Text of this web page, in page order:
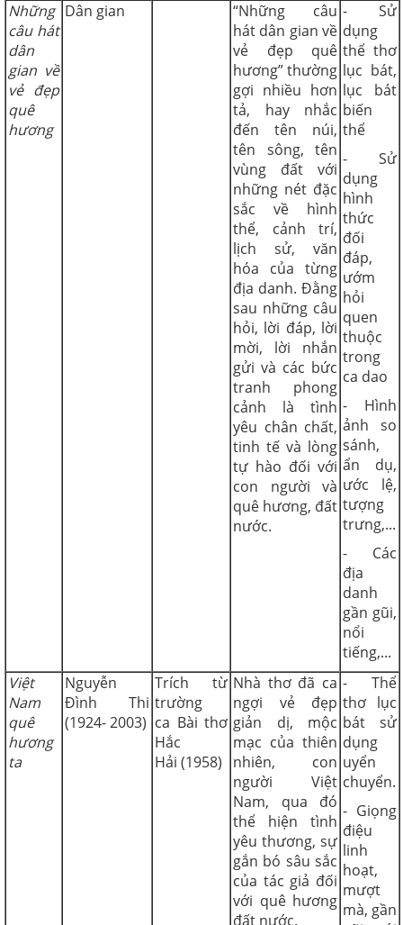
Những
câu hát
dân
gian về
vẻ đẹp
quê
hương
Dân gian
“Những câu
hát dân gian về
vẻ đẹp quê
hương” thường
gợi nhiều hơn
tả, hay nhắc
đến tên núi,
tên sông, tên
vùng đất với
những nét đặc
sắc về hình
thể, cảnh trí,
lịch sử, văn
hóa của từng
địa danh. Đằng
sau những câu
hỏi, lời đáp, lời
mời, lời nhắn
gửi và các bức
tranh phong
cảnh là tình
yêu chân chất,
tinh tế và lòng
tự hào đối với
con người và
quê hương, đất
nước.
- Sử
dụng
thể thơ
lục bát,
lục bát
biến
thể
- Sử
dụng
hình
thức
đối
đáp,
ướm
hỏi
quen
thuộc
trong
ca dao
- Hình
ảnh so
sánh,
ẩn dụ,
ước lệ,
tượng
trưng,...
- Các
địa
danh
gần gũi,
nổi
tiếng,...
Việt
Nam
quê
hương
ta
Nguyễn
Đình Thi
(1924- 2003)
Trích từ
trường
ca Bài thơ
Hắc
Hải (1958)
Nhà thơ đã ca
ngợi vẻ đẹp
giản dị, mộc
mạc của thiên
nhiên, con
người Việt
Nam, qua đó
thể hiện tình
yêu thương, sự
gắn bó sâu sắc
của tác giả đối
với quê hương
đất nước.
- Thể
thơ lục
bát sử
dụng
uyển
chuyển.
- Giọng
điệu
linh
hoạt,
mượt
mà, gần